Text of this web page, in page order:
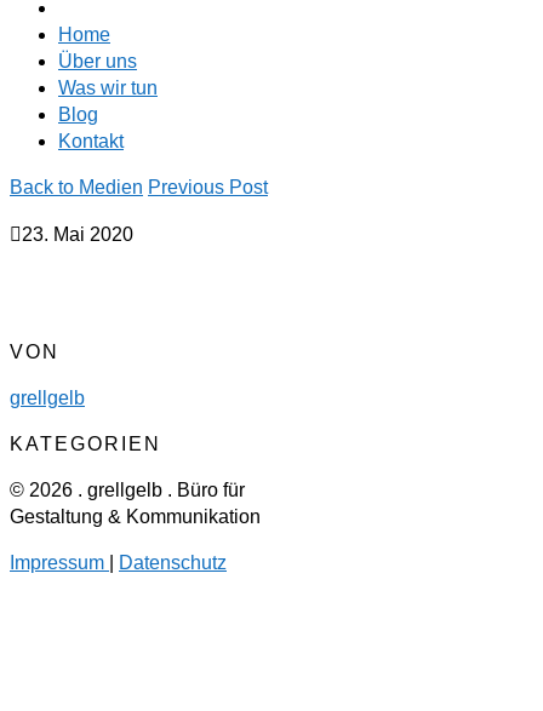
Home
Über uns
Was wir tun
Blog
Kontakt
Back to Medien Previous Post
23. Mai 2020
VON
grellgelb
KATEGORIEN
© 2026 . grellgelb . Büro für
Gestaltung & Kommunikation
Impressum Datenschutz